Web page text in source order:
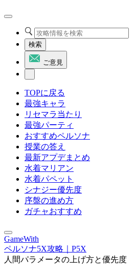
検索
ご意見
TOPに戻る
最強キャラ
リセマラ当たり
最強パーティ
おすすめペルソナ
授業の答え
最新アプデまとめ
水着マリアン
水着パペット
シナジー優先度
序盤の進め方
ガチャおすすめ
GameWith
ペルソナ5X攻略｜P5X
人間パラメータの上げ方と優先度